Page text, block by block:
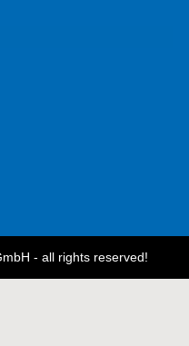
- all rights reserved!